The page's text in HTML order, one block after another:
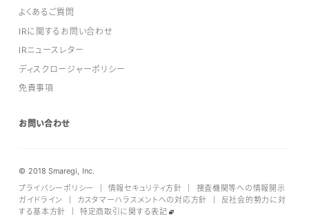
よくあるご質問
IRに関するお問い合わせ
IRニュースレター
ディスクロージャーポリシー
免責事項
お問い合わせ
© 2018 Smaregi, Inc.
プライバシーポリシー
情報セキュリティ方針
捜査機関等への情報開示
ガイドライン
カスタマーハラスメントへの対応方針
反社会的勢力に対
する基本方針
特定商取引に関する表記